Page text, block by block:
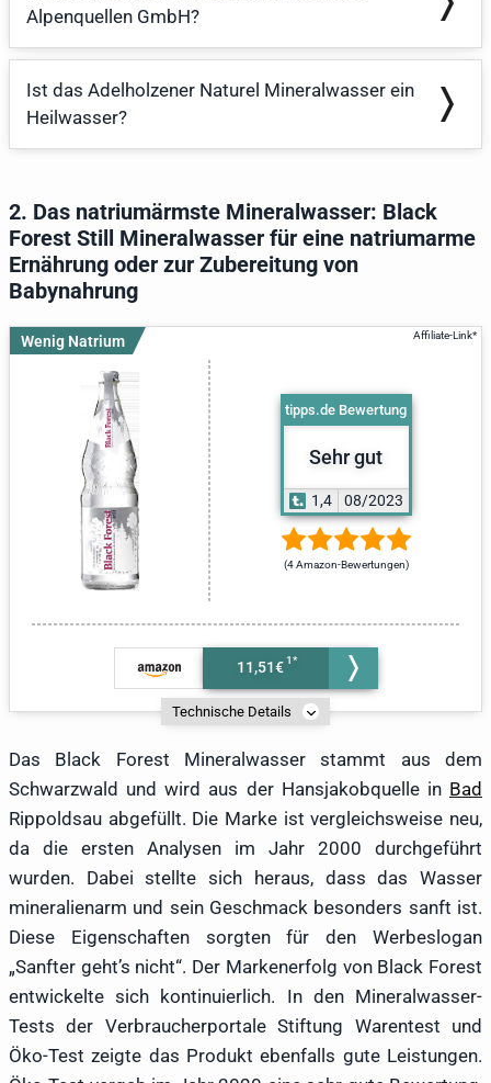
Alpenquellen GmbH?
Ist das Adelholzener Naturel Mineralwasser ein
Heilwasser?
2. Das natriumärmste Mineralwasser: Black
Forest Still Mineralwasser für eine natriumarme
Ernährung oder zur Zubereitung von
Babynahrung
Wenig Natrium
11,51€
tipps.de Bewertung
Sehr gut
1,4 08/2023
(4 Amazon-Bewertungen)
Technische Details
Das Black Forest Mineralwasser stammt aus dem
Schwarzwald und wird aus der Hansjakobquelle in Bad
Rippoldsau abgefüllt. Die Marke ist vergleichsweise neu,
da die ersten Analysen im Jahr 2000 durchgeführt
wurden. Dabei stellte sich heraus, dass das Wasser
mineralienarm und sein Geschmack besonders sanft ist.
Diese Eigenschaften sorgten für den Werbeslogan
„Sanfter geht’s nicht“. Der Markenerfolg von Black Forest
entwickelte sich kontinuierlich. In den Mineralwasser-
Tests der Verbraucherportale Stiftung Warentest und
Öko-Test zeigte das Produkt ebenfalls gute Leistungen.